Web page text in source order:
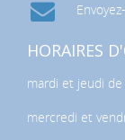
HORAIRES
mardi et jeudi
mercredi et